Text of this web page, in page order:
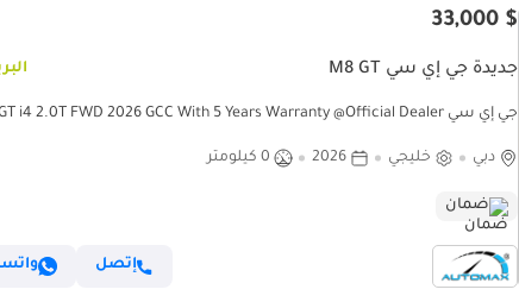
$ 33,000
جديدة جي إي سي M8 GT
جي إي سي M8 GT i4 2.0T FWD 2026 GCC With 5 Years Warranty @Official Dealer
دبي خليجي 2026 0 كيلومتر
ضمان
إتصل